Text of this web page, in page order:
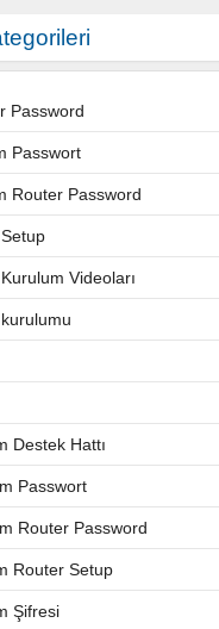
Password
Passwort
Router Password
Videoları
Destek Hattı
Passwort
Router Password
Router Setup
Şifresi